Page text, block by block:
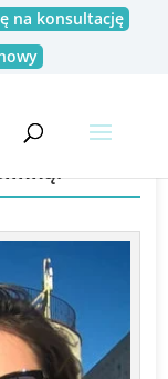
na konsultację
nie wiem co